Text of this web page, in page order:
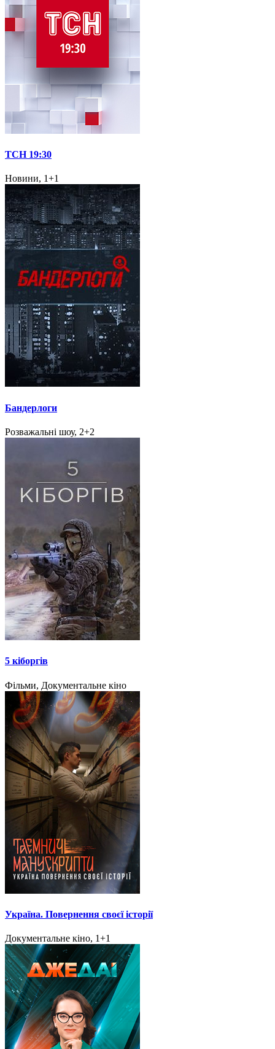
ТСН 19:30
Новини, 1+1
Бандерлоги
Розважальні шоу, 2+2
5 кіборгів
Фільми, Документальне кіно
Україна. Повернення своєї історії
Документальне кіно, 1+1